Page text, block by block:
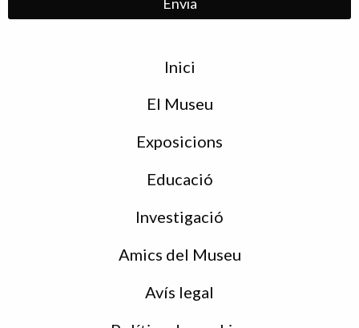
Inici
El Museu
Exposicions
Educació
Investigació
Amics del Museu
Avís legal